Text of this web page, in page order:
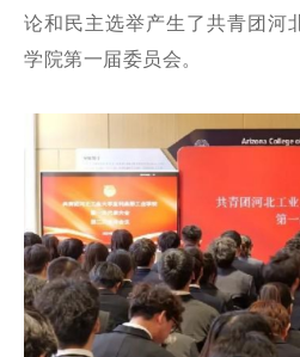
论和民主选举产生了共青团河
学院第一届委员会。